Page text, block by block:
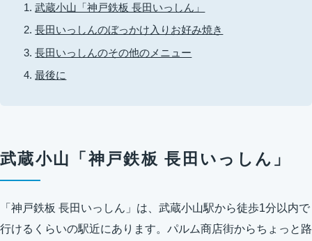
武蔵小山「神戸鉄板 長田いっしん」
長田いっしんのぼっかけ入りお好み焼き
長田いっしんのその他のメニュー
最後に
武蔵小山「神戸鉄板 長田いっしん」
「神戸鉄板 長田いっしん」は、武蔵小山駅から徒歩1分以内で
行けるくらいの駅近にあります。パルム商店街からちょっと路